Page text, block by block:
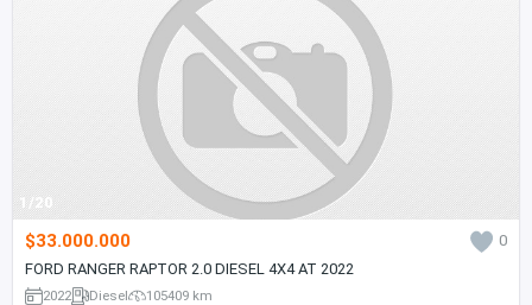
1/20
$33.000.000
0
FORD RANGER RAPTOR 2.0 DIESEL 4X4 AT 2022
2022 Diesel 105409 km